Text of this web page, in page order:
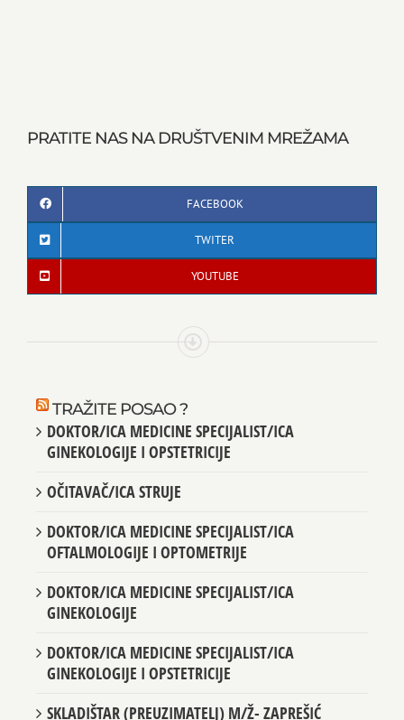
PRATITE NAS NA DRUŠTVENIM MREŽAMA
FACEBOOK
TWITER
YOUTUBE
TRAŽITE POSAO ?
DOKTOR/ICA MEDICINE SPECIJALIST/ICA
GINEKOLOGIJE I OPSTETRICIJE
OČITAVAČ/ICA STRUJE
DOKTOR/ICA MEDICINE SPECIJALIST/ICA
OFTALMOLOGIJE I OPTOMETRIJE
DOKTOR/ICA MEDICINE SPECIJALIST/ICA
GINEKOLOGIJE
DOKTOR/ICA MEDICINE SPECIJALIST/ICA
GINEKOLOGIJE I OPSTETRICIJE
SKLADIŠTAR (PREUZIMATELJ) M/Ž- ZAPREŠIĆ